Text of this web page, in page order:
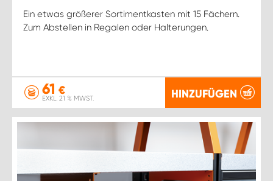
Ein etwas größerer Sortimentkasten mit 15 Fächern.
Zum Abstellen in Regalen oder Halterungen.
61 €
EXKL. 21 % MWST. HINZUFÜGEN